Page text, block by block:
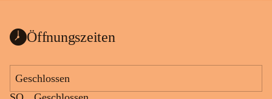
Öffnungszeiten
Geschlossen